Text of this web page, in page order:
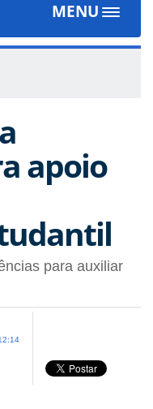
MENU
Toggle
apoio
para auxiliar